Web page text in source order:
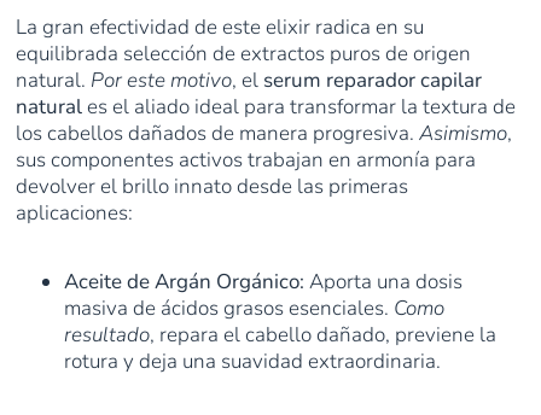
La gran efectividad de este elixir radica en su
equilibrada selección de extractos puros de origen
natural. Por este motivo, el serum reparador capilar
naturales el aliado ideal para transformar la textura de
los cabellos dañados de manera progresiva.Asimismo,
sus componentes activos trabajan en armonía para
devolver el brillo innato desde las primeras
aplicaciones:
Aceite de Argán Orgánico: Aporta una dosis
masiva de ácidos grasos esenciales. Como
resultado, repara el cabello dañado, previene la
rotura y deja una suavidad extraordinaria.